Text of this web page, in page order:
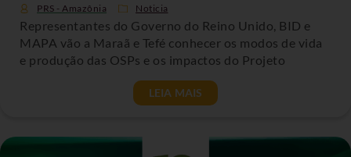
PRS - Amazônia Noticia
Representantes do Governo do Reino Unido, BID e
MAPA vão a Maraã e Tefé conhecer os modos de vida
e produção das OSPs e os impactos do Projeto
LEIA MAIS